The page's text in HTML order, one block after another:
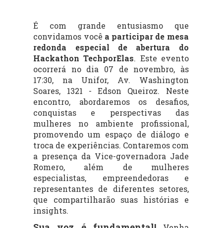
É com grande entusiasmo que
convidamos você a participar de mesa
redonda especial de abertura do
Hackathon TechporElas. Este evento
ocorrerá no dia 07 de novembro, às
17:30, na Unifor, Av. Washington
Soares, 1321 - Edson Queiroz. Neste
encontro, abordaremos os desafios,
conquistas e perspectivas das
mulheres no ambiente profissional,
promovendo um espaço de diálogo e
troca de experiências. Contaremos com
a presença da Vice-governadora Jade
Romero, além de mulheres
especialistas, empreendedoras e
representantes de diferentes setores,
que compartilharão suas histórias e
insights.